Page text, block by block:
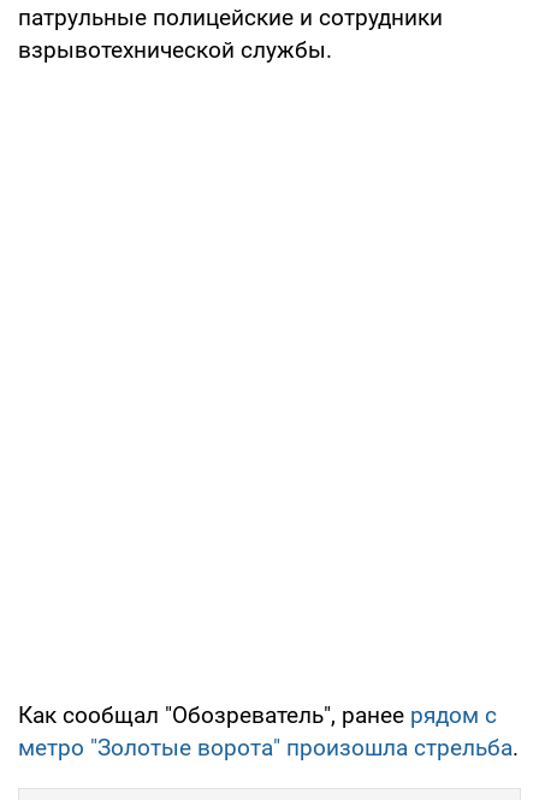
патрульные полицейские и сотрудники
взрывотехнической службы.
Как сообщал "Обозреватель", ранее рядом с
метро "Золотые ворота" произошла стрельба.